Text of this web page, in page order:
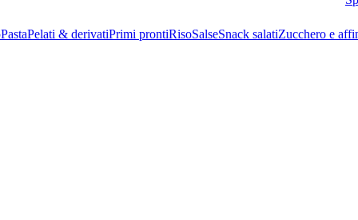
PastaPelati & derivatiPrimi prontiRisoSalseSnack salatiZucchero e